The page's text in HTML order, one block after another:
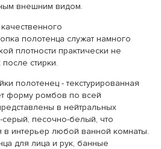
внешним видом.
полотенца служат намного
плотности практически не
стирки.
полотенец - текстурированная
форму ромбов по всей
в нейтральных
серый, песочно-белый, что
в интерьер любой ванной комнаты.
для лица и рук, банные